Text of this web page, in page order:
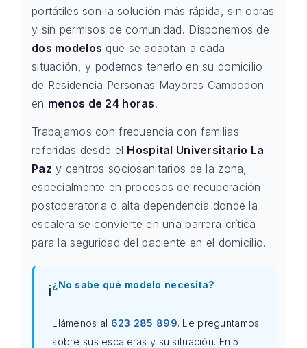
portátiles son la solución más rápida, sin obras
y sin permisos de comunidad. Disponemos de
dos modelos que se adaptan a cada
situación, y podemos tenerlo en su domicilio
de Residencia Personas Mayores Campodon
en menos de 24 horas.
Trabajamos con frecuencia con familias
referidas desde el Hospital Universitario La
Paz y centros sociosanitarios de la zona,
especialmente en procesos de recuperación
postoperatoria o alta dependencia donde la
escalera se convierte en una barrera crítica
para la seguridad del paciente en el domicilio.
ℹ️¿No sabe qué modelo necesita?
Llámenos al 623 285 899. Le preguntamos
sobre sus escaleras y su situación. En 5